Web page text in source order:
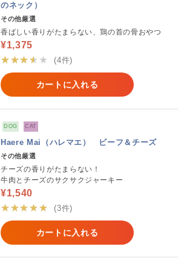
のネック）
その他厳選
香ばしい香りがたまらない、鶏の首の骨おやつ
¥1,375
★★★★★
(4件)
カートに入れる
DOG CAT
Haere Mai（ハレマエ） ビーフ＆チーズ
その他厳選
チーズの香りがたまらない！
牛肉とチーズのサクサクジャーキー
¥1,540
★★★★★
(3件)
カートに入れる